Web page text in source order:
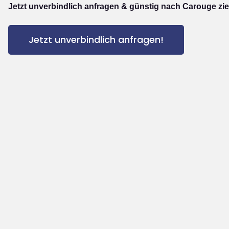
Jetzt unverbindlich anfragen & günstig nach Carouge
Jetzt unverbindlich anfragen!